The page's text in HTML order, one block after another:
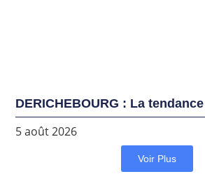
DERICHEBOURG : La
5 août 2026
Voir Plus